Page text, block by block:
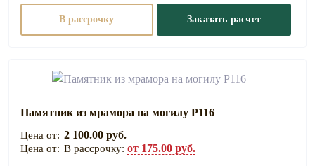
В рассрочку Заказать расчет
Памятник из мрамора на могилу Р116
2 100.00 руб.
В рассрочку: от 175.00 руб.